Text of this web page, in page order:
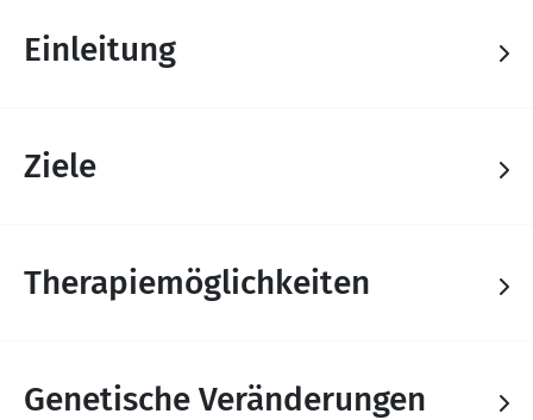
Einleitung
Ziele
Therapiemöglichkeiten
Genetische Veränderungen